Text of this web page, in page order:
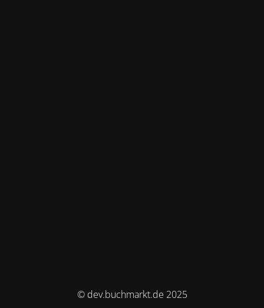
© dev.buchmarkt.de 2025